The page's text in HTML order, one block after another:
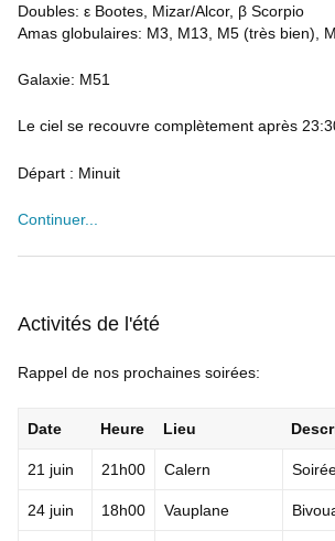
Doubles: ε Bootes, Mizar/Alcor, β Scorpio
Amas globulaires: M3, M13, M5 (très bien),
Galaxie: M51
Le ciel se recouvre complètement après
Départ : Minuit
Continuer...
Activités de l'été
Rappel de nos prochaines soirées:
Date Heure Lieu
21 juin 21h00 Calern
24 juin 18h00 Vauplane